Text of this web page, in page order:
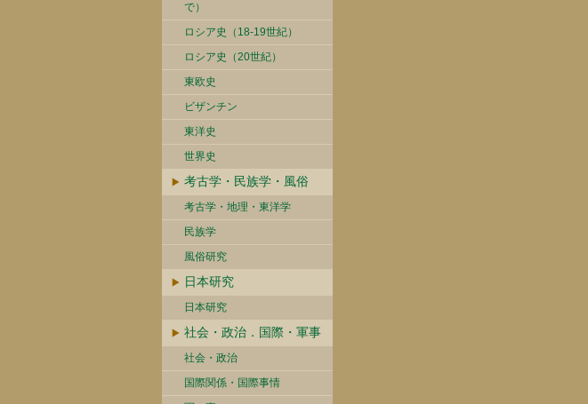
で）
ロシア史（18-19世紀）
ロシア史（20世紀）
東欧史
ビザンチン
東洋史
世界史
考古学・民族学・風俗
考古学・地理・東洋学
民族学
風俗研究
日本研究
日本研究
社会・政治．国際・軍事
社会・政治
国際関係・国際事情